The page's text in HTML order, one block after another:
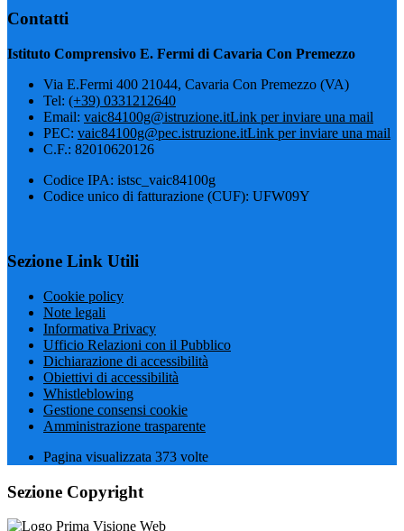
Contatti
Istituto Comprensivo E. Fermi di Cavaria Con Premezzo
Via E.Fermi 400 21044, Cavaria Con Premezzo (VA)
Tel: (+39) 0331212640
Email: vaic84100g@istruzione.itLink per inviare una mail
PEC: vaic84100g@pec.istruzione.itLink per inviare una mail
C.F.: 82010620126
Codice IPA: istsc_vaic84100g
Codice unico di fatturazione (CUF): UFW09Y
Sezione Link Utili
Cookie policy
Note legali
Informativa Privacy
Ufficio Relazioni con il Pubblico
Dichiarazione di accessibilità
Obiettivi di accessibilità
Whistleblowing
Gestione consensi cookie
Amministrazione trasparente
Pagina visualizzata 373 volte
Sezione Copyright